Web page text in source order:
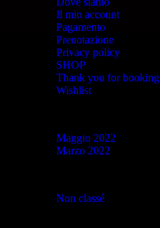
Il mio account
Pagamento
Prenotazione
Privacy policy
SHOP
Thank you for booking
Wishlist
Maggio 2022
Marzo 2022
Non classé